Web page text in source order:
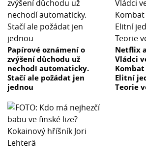
Papírové oznámení o
zvýšení důchodu už
nechodí automaticky.
Stačí ale požádat jen
jednou
Netflix
Vládci
Elitní
Teorie